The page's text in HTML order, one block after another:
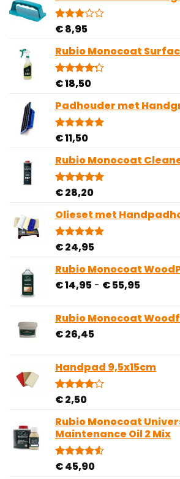
Gewaardeerd
op 5
gebaseerd
op
1
€8,95
Rubio Monocoat
Gewaardeerd
gebaseerd
op
4
klantbeoordelingen
€18,50
Padhouder met
Gewaardeerd
gebaseerd
op
1
klantbeoordeling
€11,50
Rubio Monocoat
Gewaardeerd
gebaseerd
op
1
klantbeoordeling
€28,20
Olieset met
Gewaardeerd
gebaseerd
op
4
klantbeoordelingen
€24,95
Rubio Monocoat
€14,95 - €55,95
€ 55,95
Rubio Monocoat
€26,45
Handpad 9,5x15cm
Gewaardeerd
5
gebaseerd
op
2
klantbeoordelingen
€2,50
Rubio Monocoat
Maintenance Oil 2 Mix
Gewaardeerd
2
€45,90